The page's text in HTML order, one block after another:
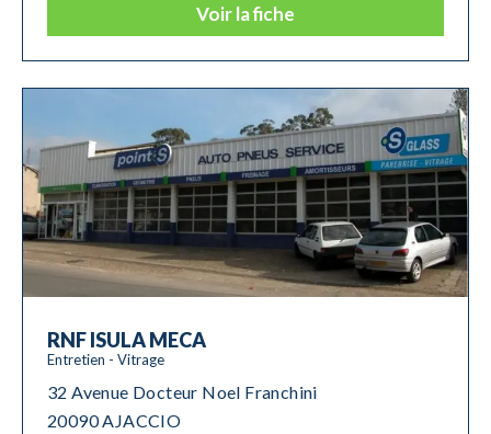
Voir la fiche
RNF ISULA MECA
Entretien - Vitrage
32 Avenue Docteur Noel Franchini
20090 AJACCIO